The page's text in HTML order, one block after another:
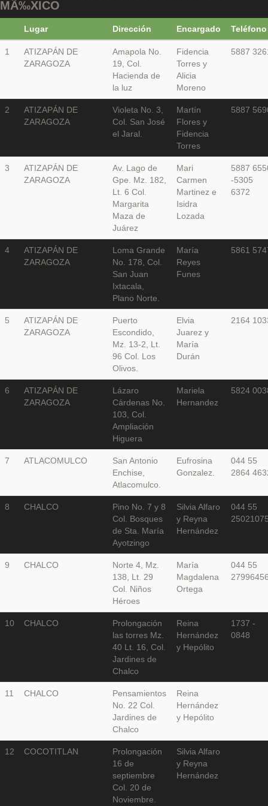
MÃ‰XICO
Lugar Dirección Encargado Teléfono
1
ATIZAPÁN DE
ZARAGOZA
Amapola No.
19, Col.
Hacienda de
la luz
Fidencia
Torres y
Alicia
Moreno
5887
2
ATIZAPÁN DE
ZARAGOZA
Violeta No. 3,
Col. San José
el Jaral.
Martín
Flores y
Fidencia
Torres
5887
3
ATIZAPÁN DE
ZARAGOZA
Av. Lago de
Gpe. Mz. 182,
Lt. 6 Col.
Margarita
Maza de
Juárez
Mari
Carmen
Martinez e
Isidra
Lozada
5887
-5305
6372
4
ATIZAPÁN DE
ZARAGOZA
Loma Grande
No. 178, Col.
San Juan
Ixtacala,
Plano Norte.
María
Reyes
Funes
5861
5
ATIZAPÁN DE
ZARAGOZA
Puerto
Escondido,
Mz. 13-2, Lt.
96 Col. Los
Olivos.
Elvia
Juarez y
María
Durán
2164
6
ATIZAPÁN DE
ZARAGOZA
Lázaro
Cárdenas No.
103, Col.
Ampliación
Higuera
Mariela
Hernandez
5824
7 ATLACOMULCO
San Antonio
Enchise,
Atlacomulco.
Eufrosina
Gonzalez.
044 55
2864
8 CHALCO
Pino No. 7 y 8
Col. Bosques
de Sta. María
Ayotzingo
Silvia Alfaro
y Reyna
Hernández
044 55
9 CHALCO
Norte 4, Mz.
138, Lt. 29
Col. Niños
Héroes
María
Magdalena
Ortega
044 55
10 CHALCO
Prolongación
las torres Mz.
40 Lt. 16, Col.
Jardines de
Chalco
Reina
Hernández
y Hepólito
1737 -
0848
11 CHALCO
Pensamientos
No. 22 Col.
Jardines de
Chalco
Reina
Hernández
y Hepólito
12 COCOTITLAN
Prolongación
16 de
septiembre
Col. 20 de
Noviembre.
Silvia Alfaro
y Reyna
Hernández